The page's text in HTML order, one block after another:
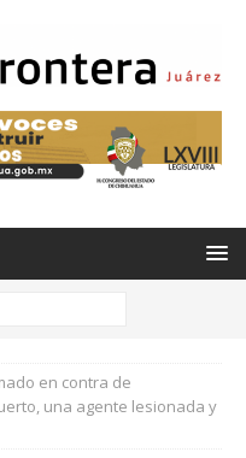
en contra de
una agente lesionada y